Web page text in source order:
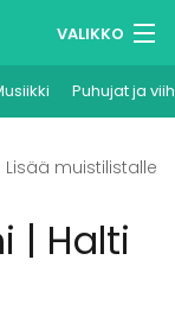
VALIKKO
Puhujat ja
Lisää muistilistalle
| Halti